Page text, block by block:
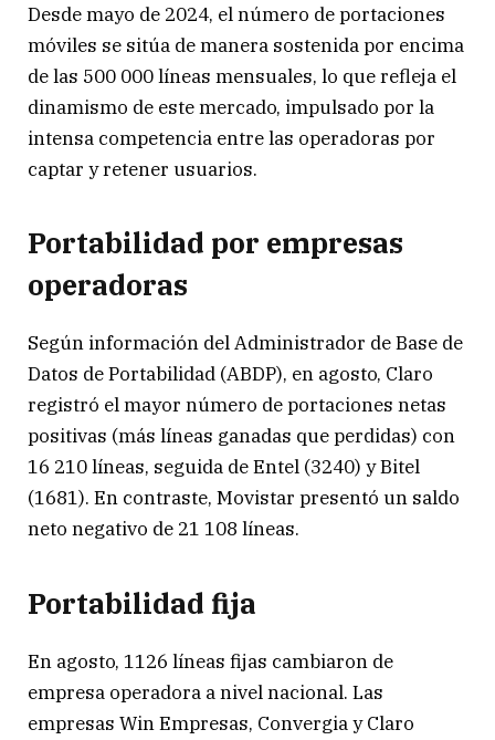
Desde mayo de 2024, el número de portaciones
móviles se sitúa de manera sostenida por encima
de las 500 000 líneas mensuales, lo que refleja el
dinamismo de este mercado, impulsado por la
intensa competencia entre las operadoras por
captar y retener usuarios.
Portabilidad por empresas
operadoras
Según información del Administrador de Base de
Datos de Portabilidad (ABDP), en agosto, Claro
registró el mayor número de portaciones netas
positivas (más líneas ganadas que perdidas) con
16 210 líneas, seguida de Entel (3240) y Bitel
(1681). En contraste, Movistar presentó un saldo
neto negativo de 21 108 líneas.
Portabilidad fija
En agosto, 1126 líneas fijas cambiaron de
empresa operadora a nivel nacional. Las
empresas Win Empresas, Convergia y Claro